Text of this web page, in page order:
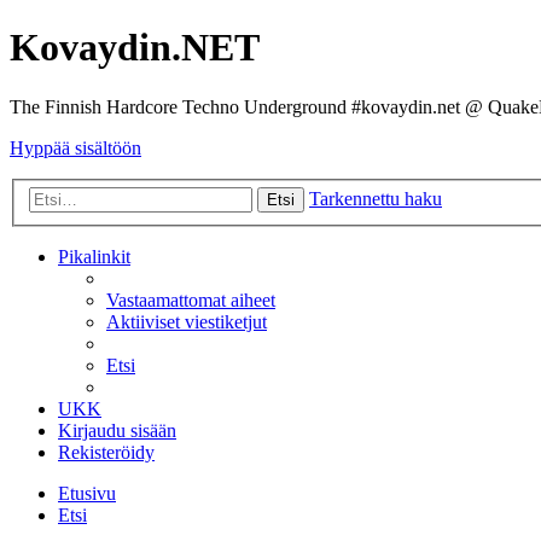
Kovaydin.NET
The Finnish Hardcore Techno Underground #kovaydin.net @
Hyppää sisältöön
Etsi Tarkennettu haku
Pikalinkit
Vastaamattomat aiheet
Aktiiviset viestiketjut
Etsi
UKK
Kirjaudu sisään
Rekisteröidy
Etusivu
Etsi